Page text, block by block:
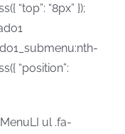
“top”: “8px” });
“position”:
ul .fa-